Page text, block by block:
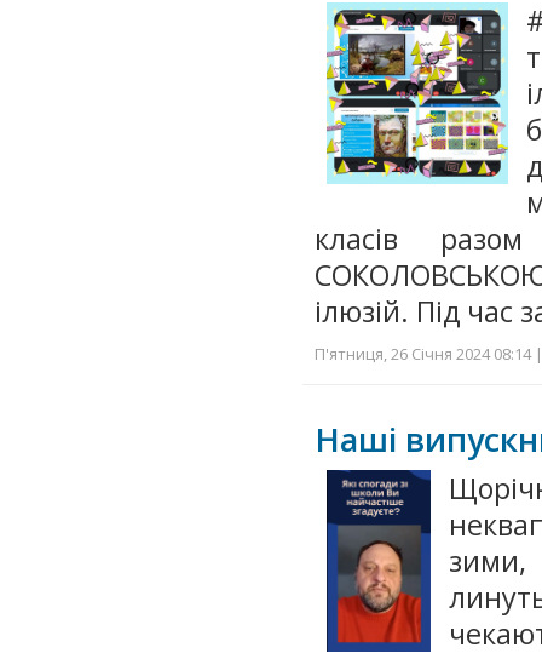
класів
СОКОЛОВСЬКОЮ
ілюзій. Під час
П'ятниця, 26 Січня 2024 08:14
Наші
зими,